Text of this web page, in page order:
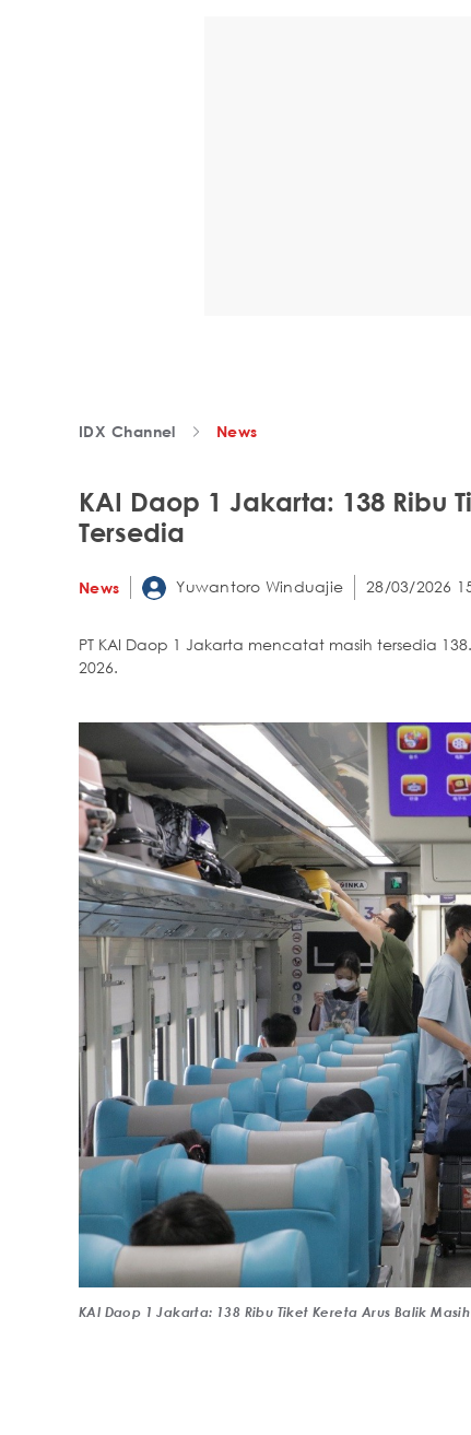
IDX Channel News
KAI Daop 1 Jakarta: 138 Ribu
Tersedia
News Yuwantoro Winduajie 28/03/2026
PT KAI Daop 1 Jakarta mencatat masih tersedia
2026.
KAI Daop 1 Jakarta: 138 Ribu Tiket Kereta Arus Balik